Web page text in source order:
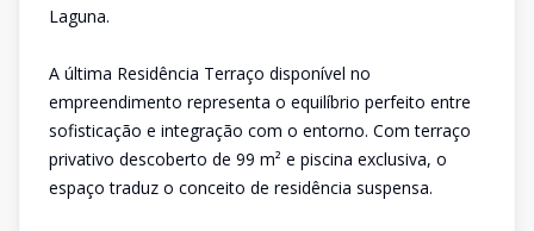
Laguna.
A última Residência Terraço disponível no
empreendimento representa o equilíbrio perfeito entre
sofisticação e integração com o entorno. Com terraço
privativo descoberto de 99 m² e piscina exclusiva, o
espaço traduz o conceito de residência suspensa.